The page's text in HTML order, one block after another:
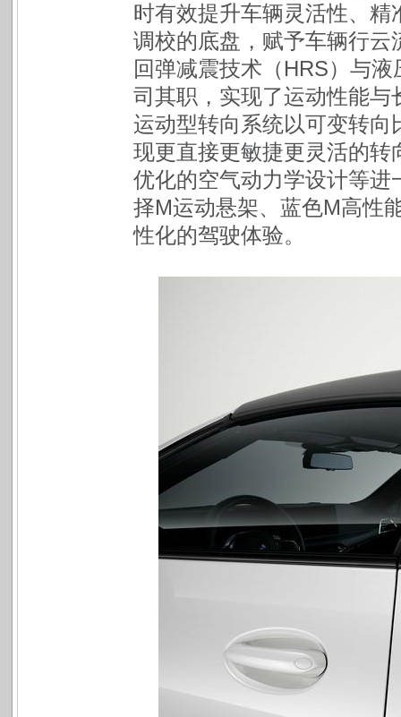
时有效提升车辆灵活性、
调校的底盘，赋予车辆行
回弹减震技术（HRS）与
司其职，实现了运动性能
运动型转向系统以可变转
现更直接更敏捷更灵活的
优化的空气动力学设计等
择M运动悬架、蓝色M高性
性化的驾驶体验。